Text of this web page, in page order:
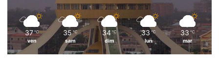
37 ℃
ven
35 ℃
sam
34 ℃
dim
33 ℃
lun
33 ℃
mar